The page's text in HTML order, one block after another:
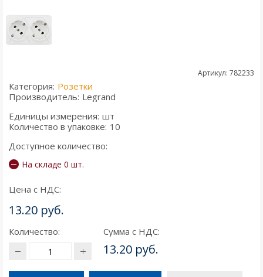
Артикул: 782233
Категория: Розетки
Производитель: Legrand
Единицы измерения: шт
Количество в упаковке: 10
Доступное количество:
На складе 0 шт.
Цена с НДС:
13.20 руб.
Количество: Сумма с НДС:
13.20 руб.